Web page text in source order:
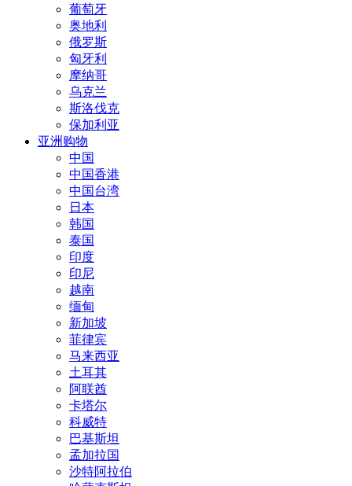
葡萄牙
奥地利
俄罗斯
匈牙利
摩纳哥
乌克兰
斯洛伐克
保加利亚
亚洲购物
中国
中国香港
中国台湾
日本
韩国
泰国
印度
印尼
越南
缅甸
新加坡
菲律宾
马来西亚
土耳其
阿联酋
卡塔尔
科威特
巴基斯坦
孟加拉国
沙特阿拉伯